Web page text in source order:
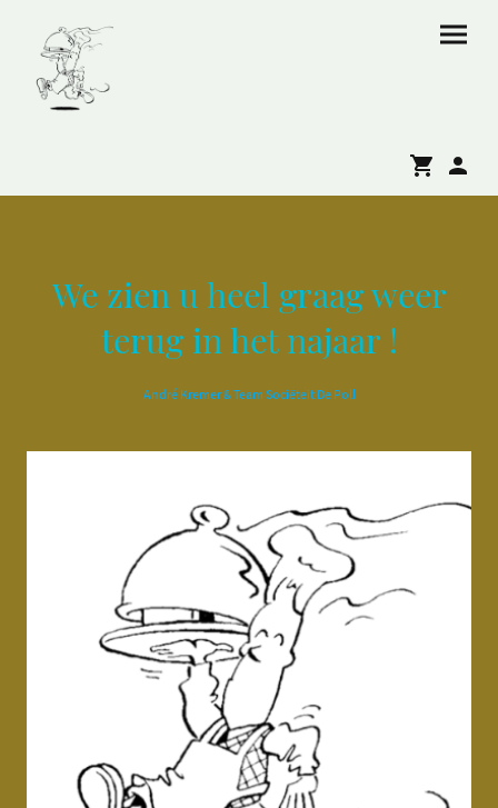
We zien u heel graag weer
terug in het najaar !
André Kremer & Team Sociëteit De Poll